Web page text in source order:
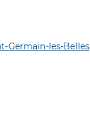
Germain-les-Belles